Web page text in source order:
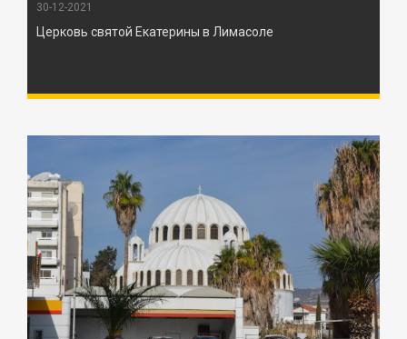
30-12-2021
Церковь святой Екатерины в Лимасоле